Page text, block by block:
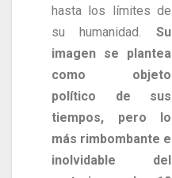
hasta los límites de
su humanidad. Su
imagen se plantea
como objeto
político de sus
tiempos, pero lo
más rimbombante e
inolvidable del